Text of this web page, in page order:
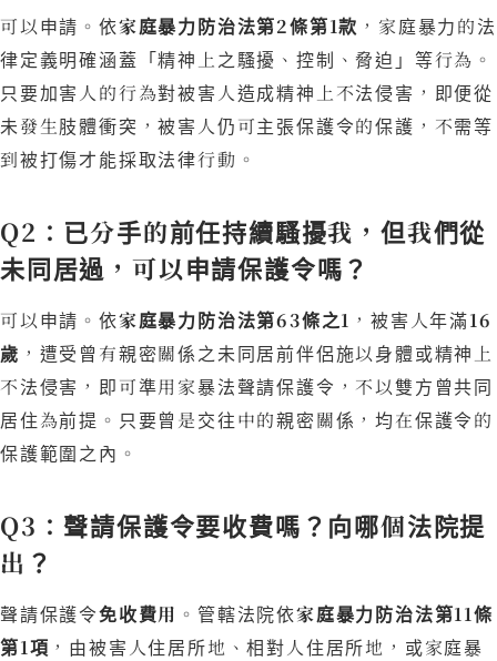
可以申請。依家庭暴力防治法第2條第1款 ，家庭暴力的法
律定義明確涵蓋「精神上之騷擾、控制、脅迫」等行為。
只要加害人的行為對被害人造成精神上不法侵害，即便從
未發生肢體衝突，被害人仍可主張保護令的保護，不需等
到被打傷才能採取法律行動。
Q2：已分手的前任持續騷擾我，但我們從
未同居過，可以申請保護令嗎？
可以申請。依家庭暴力防治法第63條之1 ，被害人年滿16
歲 ，遭受曾有親密關係之未同居前伴侶施以身體或精神上
不法侵害，即可準用家暴法聲請保護令，不以雙方曾共同
居住為前提。只要曾是交往中的親密關係，均在保護令的
保護範圍之內。
Q3：聲請保護令要收費嗎？向哪個法院提
出？
聲請保護令免收費用 。管轄法院依家庭暴力防治法第11條
第1項 ，由被害人住居所地、相對人住居所地，或家庭暴